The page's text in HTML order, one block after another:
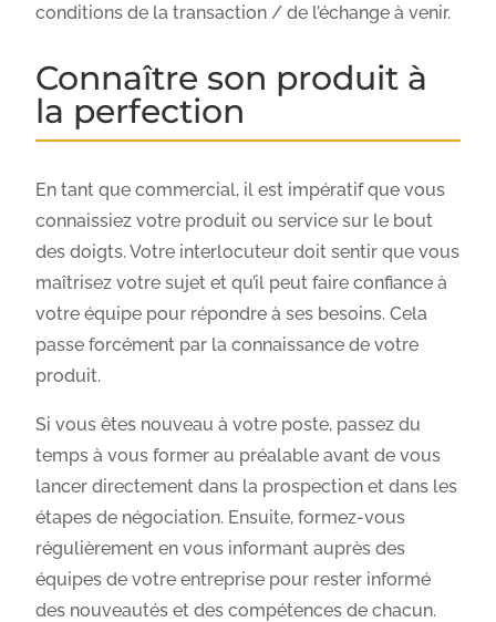
conditions de la transaction / de l’échange à venir.
Connaître son produit à
la perfection
En tant que commercial, il est impératif que vous
connaissiez votre produit ou service sur le bout
des doigts. Votre interlocuteur doit sentir que vous
maîtrisez votre sujet et qu’il peut faire confiance à
votre équipe pour répondre à ses besoins. Cela
passe forcément par la connaissance de votre
produit.
Si vous êtes nouveau à votre poste, passez du
temps à vous former au préalable avant de vous
lancer directement dans la prospection et dans les
étapes de négociation. Ensuite, formez-vous
régulièrement en vous informant auprès des
équipes de votre entreprise pour rester informé
des nouveautés et des compétences de chacun.